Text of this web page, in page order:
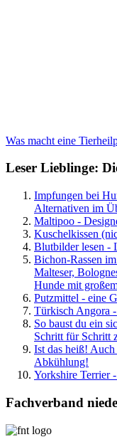
Was macht eine
Leser Lieblinge:
Impfungen bei
Alternativen im
Maltipoo -
Kuschelkissen
Blutbilder lesen -
Bichon-Rassen
Malteser,
Hunde mit
Putzmittel - eine
Türkisch Angora
So baust du ein
Schritt für Schritt
Ist das heiß!
Abkühlung!
Yorkshire Terrier
Fachverband